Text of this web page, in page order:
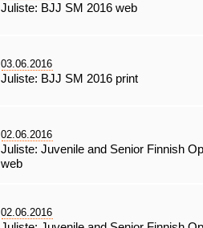
Juliste: BJJ SM 2016 web
03.06.2016
Juliste: BJJ SM 2016 print
02.06.2016
Juliste: Juvenile and Senior Finnish
web
02.06.2016